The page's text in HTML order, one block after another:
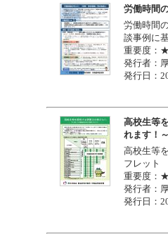
労働時間
労働時間
談事例に
重要度
発行者：
発行日：
高校生等
れます！
高校生等
フレット
重要度
発行者：
発行日：